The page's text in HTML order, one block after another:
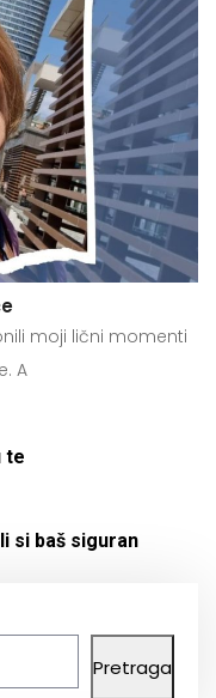
moji lični momenti
A
te
si baš siguran
Pretraga